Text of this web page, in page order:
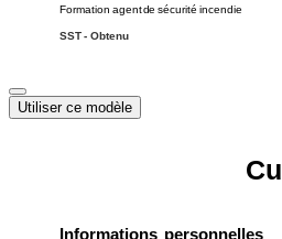
Utiliser ce modèle